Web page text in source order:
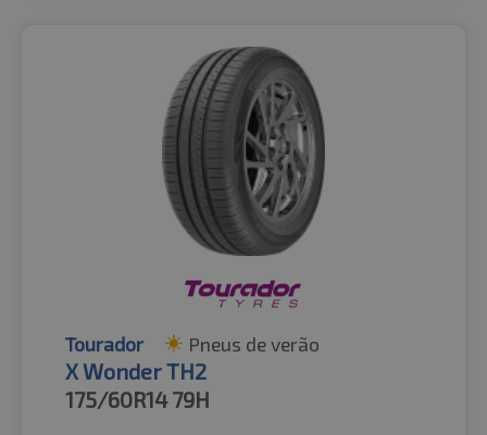
Tourador Pneus de verão
X Wonder TH2
175/60R14 79H